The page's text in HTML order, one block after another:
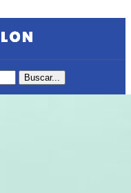
Buscar...